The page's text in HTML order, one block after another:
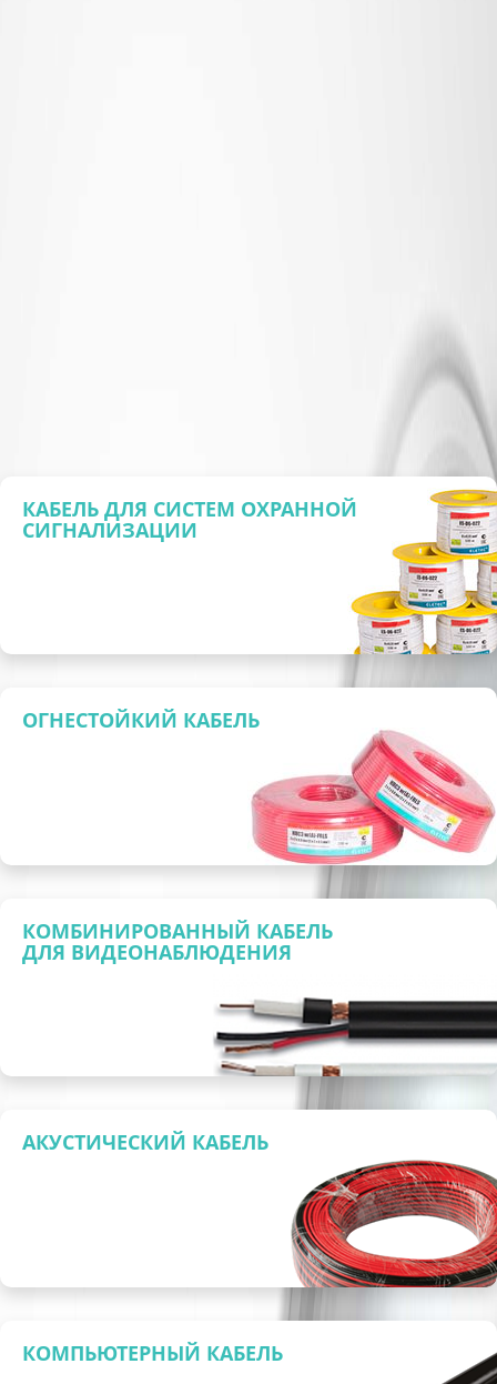
КАБЕЛЬ ДЛЯ СИСТЕМ ОХРАННОЙ
СИГНАЛИЗАЦИИ
ОГНЕСТОЙКИЙ КАБЕЛЬ
КОМБИНИРОВАННЫЙ КАБЕЛЬ
ДЛЯ ВИДЕОНАБЛЮДЕНИЯ
АКУСТИЧЕСКИЙ КАБЕЛЬ
КОМПЬЮТЕРНЫЙ КАБЕЛЬ